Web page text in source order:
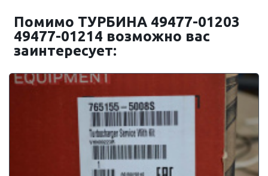
Помимо ТУРБИНА 49477-01203
49477-01214 возможно вас
заинтересует: